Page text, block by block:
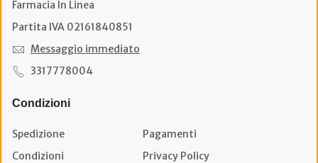
Farmacia In Linea
Partita IVA 02161840851
Messaggio immediato
3317778004
Condizioni
Spedizione
Pagamenti
Condizioni
Privacy Policy